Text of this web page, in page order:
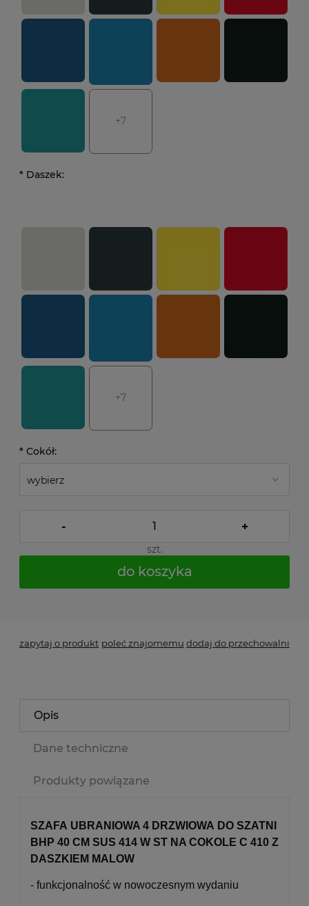
+7
* Daszek:
+7
* Cokół:
- +
szt.
do koszyka
zapytaj o produkt poleć znajomemu dodaj do przechowalni
Opis
Dane techniczne
Produkty powiązane
SZAFA UBRANIOWA 4 DRZWIOWA DO SZATNI
BHP 40 CM SUS 414 W ST NA COKOLE C 410 Z
DASZKIEM MALOW
- funkcjonalność w nowoczesnym wydaniu